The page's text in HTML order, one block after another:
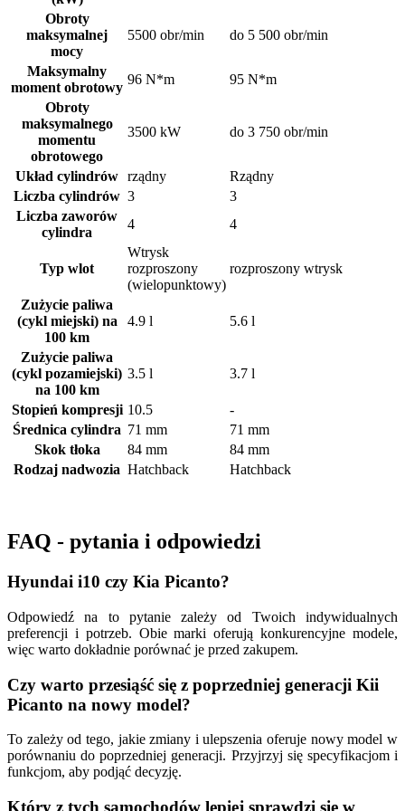
Obroty
maksymalnej
mocy
5500 obr/min do 5 500 obr/min
Maksymalny
moment obrotowy
96 N*m
95 N*m
Obroty
maksymalnego
momentu
obrotowego
3500 kW do 3 750 obr/min
Układ cylindrów rządny
Rządny
Liczba cylindrów 3
3
Liczba zaworów
cylindra
4 4
Typ wlot
Wtrysk
rozproszony
(wielopunktowy)
rozproszony wtrysk
Zużycie paliwa
(cykl miejski) na
100 km
4.9 l 5.6 l
Zużycie paliwa
(cykl pozamiejski)
na 100 km
3.5 l 3.7 l
Stopień kompresji 10.5
-
Średnica cylindra 71 mm
71 mm
Skok tłoka
84 mm
84 mm
Rodzaj nadwozia Hatchback Hatchback
FAQ - pytania i odpowiedzi
Hyundai i10 czy Kia Picanto?
Odpowiedź na to pytanie zależy od Twoich indywidualnych
preferencji i potrzeb. Obie marki oferują konkurencyjne modele,
więc warto dokładnie porównać je przed zakupem.
Czy warto przesiąść się z poprzedniej generacji Kii
Picanto na nowy model?
To zależy od tego, jakie zmiany i ulepszenia oferuje nowy model w
porównaniu do poprzedniej generacji. Przyjrzyj się specyfikacjom i
funkcjom, aby podjąć decyzję.
Który z tych samochodów lepiej sprawdzi się w